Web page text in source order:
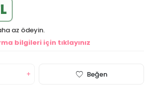
az ödeyin.
bilgileri için tıklayınız
Beğen